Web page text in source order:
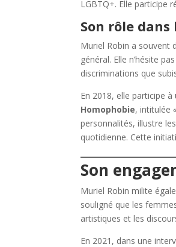
LGBTQ+. Elle participe
Son rôle
Muriel Robin a souvent
général. Elle n’hésite
discriminations que
En 2018, elle participe
Homophobie, intitulée
personnalités, illustre
quotidienne. Cette
Son
Muriel Robin milite
souligné que les
artistiques et les
En 2021, dans une